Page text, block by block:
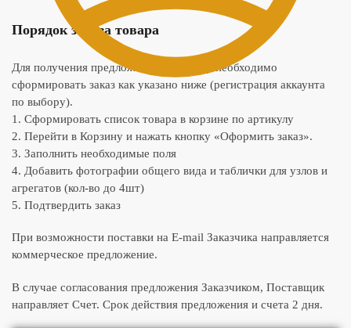
Порядок заказа товара
Для получения предложения по товару необходимо
сформировать заказ как указано ниже (регистрация аккаунта
по выбору).
1. Сформировать список товара в корзине по артикулу
2. Перейти в Корзину и нажать кнопку «Оформить заказ».
3. Заполнить необходимые поля
4. Добавить фотографии общего вида и таблички для узлов и
агрегатов (кол-во до 4шт)
5. Подтвердить заказ
При возможности поставки на E-mail Заказчика направляется
коммерческое предложение.
В случае согласования предложения Заказчиком, Поставщик
направляет Счет. Срок действия предложения и счета 2 дня.